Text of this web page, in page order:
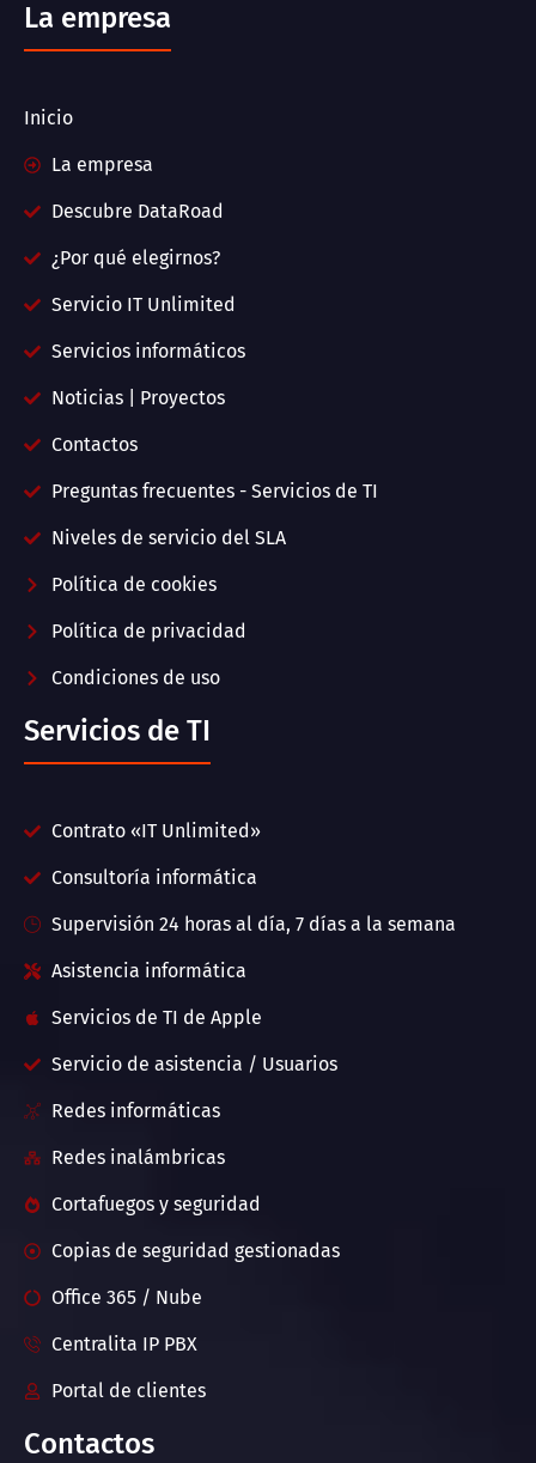
La empresa
Inicio
La empresa
Descubre DataRoad
¿Por qué elegirnos?
Servicio IT Unlimited
Servicios informáticos
Noticias | Proyectos
Contactos
Preguntas frecuentes - Servicios de TI
Niveles de servicio del SLA
Política de cookies
Política de privacidad
Condiciones de uso
Servicios de TI
Contrato «IT Unlimited»
Consultoría informática
Supervisión 24 horas al día, 7 días a la semana
Asistencia informática
Servicios de TI de Apple
Servicio de asistencia / Usuarios
Redes informáticas
Redes inalámbricas
Cortafuegos y seguridad
Copias de seguridad gestionadas
Office 365 / Nube
Centralita IP PBX
Portal de clientes
Contactos